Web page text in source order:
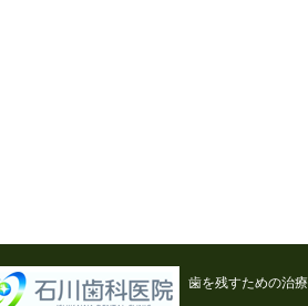
歯を残すための治